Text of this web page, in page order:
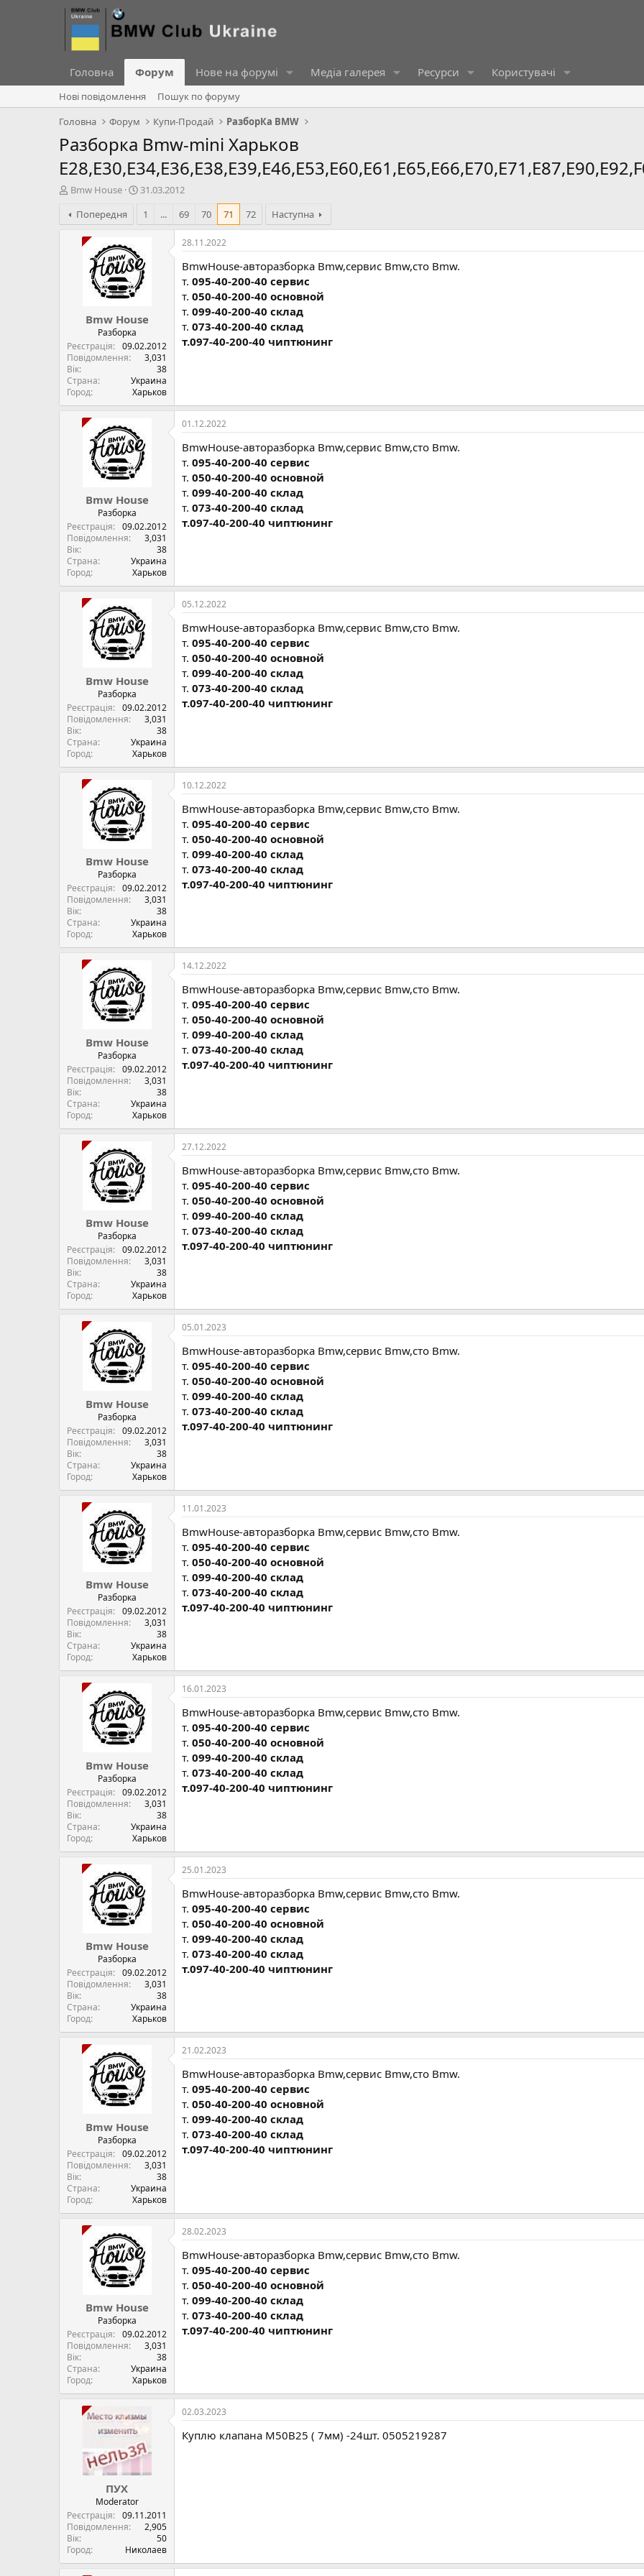
Головна Форум Нове на форумі Медіа галерея Ресурси Користувачі
Нові повідомлення
Пошук по форуму
Головна
Форум Купи-Продай РазборКа BMW
Разборка Bmw-mini Харьков
А
т
о
Bmw House
Д
а
т
в
о
р
н
я
31.03.2012
Попередня
1 ... 69 70 71 72 Наступна
Bmw House
Разборка
Реєстрація
09.02.2012
Повідомлення
3,031
Вік
38
Страна
Украина
Город
Харьков
28.11.2022
BmwHouse-авторазборка Bmw,сервис Bmw,сто Bmw.
т. 095-40-200-40 сервис
т. 050-40-200-40 основной
т. 099-40-200-40 склад
т. 073-40-200-40 склад
т.097-40-200-40 чиптюнинг
Bmw House
Разборка
Реєстрація
09.02.2012
Повідомлення
3,031
Вік
38
Страна
Украина
Город
Харьков
01.12.2022
BmwHouse-авторазборка Bmw,сервис Bmw,сто Bmw.
т. 095-40-200-40 сервис
т. 050-40-200-40 основной
т. 099-40-200-40 склад
т. 073-40-200-40 склад
т.097-40-200-40 чиптюнинг
Bmw House
Разборка
Реєстрація
09.02.2012
Повідомлення
3,031
Вік
38
Страна
Украина
Город
Харьков
05.12.2022
BmwHouse-авторазборка Bmw,сервис Bmw,сто Bmw.
т. 095-40-200-40 сервис
т. 050-40-200-40 основной
т. 099-40-200-40 склад
т. 073-40-200-40 склад
т.097-40-200-40 чиптюнинг
Bmw House
Разборка
Реєстрація
09.02.2012
Повідомлення
3,031
Вік
38
Страна
Украина
Город
Харьков
10.12.2022
BmwHouse-авторазборка Bmw,сервис Bmw,сто Bmw.
т. 095-40-200-40 сервис
т. 050-40-200-40 основной
т. 099-40-200-40 склад
т. 073-40-200-40 склад
т.097-40-200-40 чиптюнинг
Bmw House
Разборка
Реєстрація
09.02.2012
Повідомлення
3,031
Вік
38
Страна
Украина
Город
Харьков
14.12.2022
BmwHouse-авторазборка Bmw,сервис Bmw,сто Bmw.
т. 095-40-200-40 сервис
т. 050-40-200-40 основной
т. 099-40-200-40 склад
т. 073-40-200-40 склад
т.097-40-200-40 чиптюнинг
Bmw House
Разборка
Реєстрація
09.02.2012
Повідомлення
3,031
Вік
38
Страна
Украина
Город
Харьков
27.12.2022
BmwHouse-авторазборка Bmw,сервис Bmw,сто Bmw.
т. 095-40-200-40 сервис
т. 050-40-200-40 основной
т. 099-40-200-40 склад
т. 073-40-200-40 склад
т.097-40-200-40 чиптюнинг
Bmw House
Разборка
Реєстрація
09.02.2012
Повідомлення
3,031
Вік
38
Страна
Украина
Город
Харьков
05.01.2023
BmwHouse-авторазборка Bmw,сервис Bmw,сто Bmw.
т. 095-40-200-40 сервис
т. 050-40-200-40 основной
т. 099-40-200-40 склад
т. 073-40-200-40 склад
т.097-40-200-40 чиптюнинг
Bmw House
Разборка
Реєстрація
09.02.2012
Повідомлення
3,031
Вік
38
Страна
Украина
Город
Харьков
11.01.2023
BmwHouse-авторазборка Bmw,сервис Bmw,сто Bmw.
т. 095-40-200-40 сервис
т. 050-40-200-40 основной
т. 099-40-200-40 склад
т. 073-40-200-40 склад
т.097-40-200-40 чиптюнинг
Bmw House
Разборка
Реєстрація
09.02.2012
Повідомлення
3,031
Вік
38
Страна
Украина
Город
Харьков
16.01.2023
BmwHouse-авторазборка Bmw,сервис Bmw,сто Bmw.
т. 095-40-200-40 сервис
т. 050-40-200-40 основной
т. 099-40-200-40 склад
т. 073-40-200-40 склад
т.097-40-200-40 чиптюнинг
Bmw House
Разборка
Реєстрація
09.02.2012
Повідомлення
3,031
Вік
38
Страна
Украина
Город
Харьков
25.01.2023
BmwHouse-авторазборка Bmw,сервис Bmw,сто Bmw.
т. 095-40-200-40 сервис
т. 050-40-200-40 основной
т. 099-40-200-40 склад
т. 073-40-200-40 склад
т.097-40-200-40 чиптюнинг
Bmw House
Разборка
Реєстрація
09.02.2012
Повідомлення
3,031
Вік
38
Страна
Украина
Город
Харьков
21.02.2023
BmwHouse-авторазборка Bmw,сервис Bmw,сто Bmw.
т. 095-40-200-40 сервис
т. 050-40-200-40 основной
т. 099-40-200-40 склад
т. 073-40-200-40 склад
т.097-40-200-40 чиптюнинг
Bmw House
Разборка
Реєстрація
09.02.2012
Повідомлення
3,031
Вік
38
Страна
Украина
Город
Харьков
28.02.2023
BmwHouse-авторазборка Bmw,сервис Bmw,сто Bmw.
т. 095-40-200-40 сервис
т. 050-40-200-40 основной
т. 099-40-200-40 склад
т. 073-40-200-40 склад
т.097-40-200-40 чиптюнинг
ПУХ
Moderator
Реєстрація
09.11.2011
Повідомлення
2,905
Вік
50
Город
Николаев
02.03.2023
Куплю клапана М50В25 ( 7мм) -24шт. 0505219287